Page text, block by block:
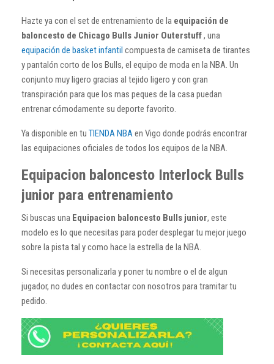
Hazte ya con el set de entrenamiento de la equipación de
baloncesto de Chicago Bulls Junior Outerstuff, una
equipación de basket infantil compuesta de camiseta de tirantes
y pantalón corto de los Bulls, el equipo de moda en la NBA. Un
conjunto muy ligero gracias al tejido ligero y con gran
transpiración para que los mas peques de la casa puedan
entrenar cómodamente su deporte favorito.
Ya disponible en tu TIENDA NBAen Vigo donde podrás encontrar
las equipaciones oficiales de todos los equipos de la NBA.
Equipacion baloncesto Interlock Bulls
junior para entrenamiento
Si buscas una Equipacion baloncesto Bulls junior, este
modelo es lo que necesitas para poder desplegar tu mejor juego
sobre la pista tal y como hace la estrella de la NBA.
Si necesitas personalizarla y poner tu nombre o el de algun
jugador, no dudes en contactar con nosotros para tramitar tu
pedido.